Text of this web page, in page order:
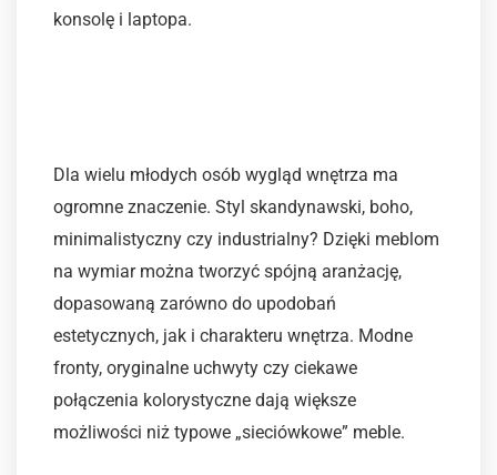
konsolę i laptopa.
Dla wielu młodych osób wygląd wnętrza ma
ogromne znaczenie. Styl skandynawski, boho,
minimalistyczny czy industrialny? Dzięki meblom
na wymiar można tworzyć spójną aranżację,
dopasowaną zarówno do upodobań
estetycznych, jak i charakteru wnętrza. Modne
fronty, oryginalne uchwyty czy ciekawe
połączenia kolorystyczne dają większe
możliwości niż typowe „sieciówkowe” meble.